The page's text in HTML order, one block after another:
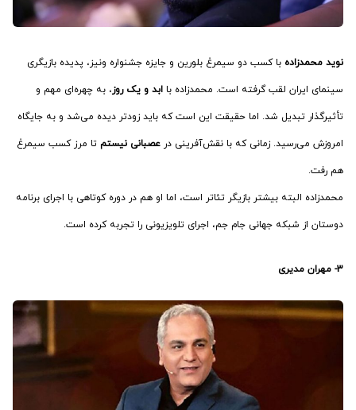
نوید محمدزاده با کسب دو سیمرغ بلورین و جایزه جشنواره ونیز، پدیده بازیگری
سینمای ایران لقب گرفته است. محمدزاده با ابد و یک روز، به چهره‌ای مهم و
تأثیرگذار تبدیل شد. اما حقیقت این است که باید زودتر دیده می‌شد و به جایگاه
امروزش می‌رسید. زمانی که با نقش‌آفرینی در عصبانی نیستم تا مرز کسب سیمرغ
هم رفت.
محمدزاده البته بیشتر بازیگر تئاتر است، اما او هم در دوره کوتاهی با اجرای برنامه
دوستان از شبکه جهانی جام جم، اجرای تلویزیونی را تجربه کرده است.
3- مهران مدیری